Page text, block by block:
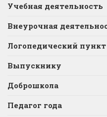
Учебная деятельность
Внеурочная
Логопедический пункт
Выпускнику
Доброшкола
Педагог года